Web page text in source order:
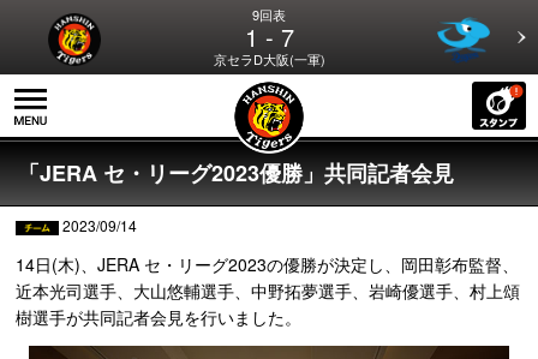
9回表
1 - 7
京セラD大阪(一軍)
「JERA セ・リーグ2023優勝」共同記者会見
2023/09/14
14日(木)、JERA セ・リーグ2023の優勝が決定し、岡田彰布監督、
近本光司選手、大山悠輔選手、中野拓夢選手、岩崎優選手、村上頌
樹選手が共同記者会見を行いました。